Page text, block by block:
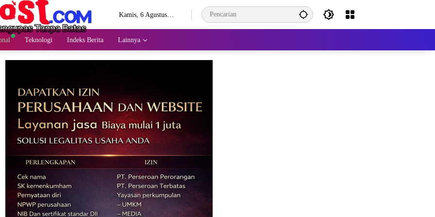
Kamis, 6 Agustus
Teknologi Indeks Berita Lainnya